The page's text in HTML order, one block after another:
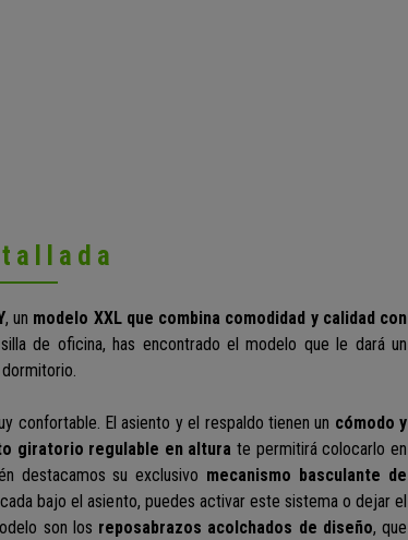
, un modelo XXL que combina comodidad y calidad con
de oficina, has encontrado el modelo que le dará un
confortable. El asiento y el respaldo tienen un cómodo y
giratorio regulable en altura te permitirá colocarlo en
destacamos su exclusivo mecanismo basculante de
bajo el asiento, puedes activar este sistema o dejar el
son los reposabrazos acolchados de diseño, que